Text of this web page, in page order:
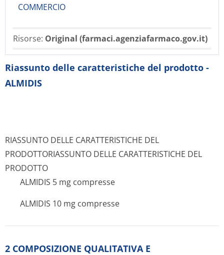
COMMERCIO
Risorse: Original (farmaci.agenziafarmaco.gov.it)
Riassunto delle caratteristiche del prodotto -
ALMIDIS
RIASSUNTO DELLE CARATTERISTICHE DEL
PRODOTTORIASSUNTO DELLE CARATTERISTICHE DEL
PRODOTTO
ALMIDIS 5 mg compresse
ALMIDIS 10 mg compresse
2 COMPOSIZIONE QUALITATIVA E